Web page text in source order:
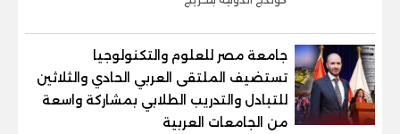
جامعة مصر للعلوم والتكنولوجيا
تستضيف الملتقى العربي الحادي والثلاثين
للتبادل والتدريب الطلابي بمشاركة واسعة
من الجامعات العربية